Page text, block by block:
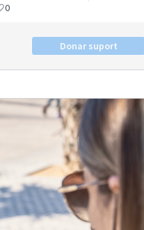
0
Donar suport